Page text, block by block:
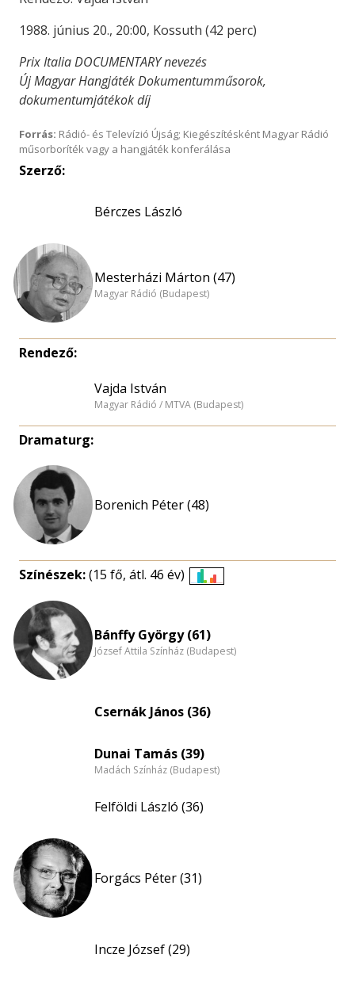
1988. június 20., 20:00, Kossuth (42 perc)
Prix Italia DOCUMENTARY nevezés
Új Magyar Hangjáték Dokumentumműsorok,
dokumentumjátékok díj
Forrás: Rádió- és Televízió Újság; Kiegészítésként Magyar Rádió
műsorboríték vagy a hangjáték konferálása
Szerző:
Bérczes László
Mesterházi Márton (47)
Magyar Rádió (Budapest)
Rendező:
Vajda István
Magyar Rádió / MTVA (Budapest)
Dramaturg:
Borenich Péter (48)
Színészek:(15 fő, átl. 46 év)
nagyítása
Bánffy György (61)
József Attila Színház (Budapest)
Csernák János (36)
Dunai Tamás (39)
Madách Színház (Budapest)
Felföldi László (36)
Forgács Péter (31)
Incze József (29)